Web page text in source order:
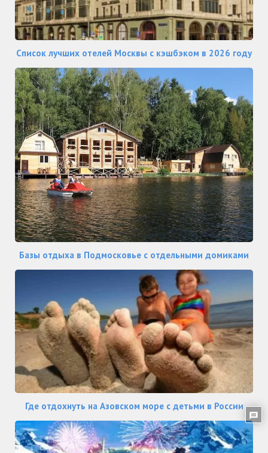
Список лучших отелей Москвы с кэшбэком в 2026 году
Базы отдыха в Подмосковье с отдельными домиками
Где отдохнуть на Азовском море с детьми в России